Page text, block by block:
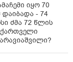
იყო 70
- 74
ძმა 72 წლის
ქართველი